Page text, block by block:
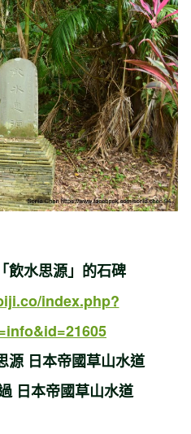
飲水思源」的石碑
index.php?
源 日本帝國草山水道
日本帝國草山水道